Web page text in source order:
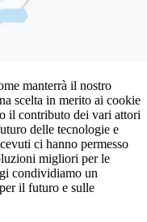
manterrà il nostro
scelta in merito ai cookie
il contributo dei vari attori
delle tecnologie e
ci hanno permesso
migliori per le
condividiamo un
il futuro e sulle